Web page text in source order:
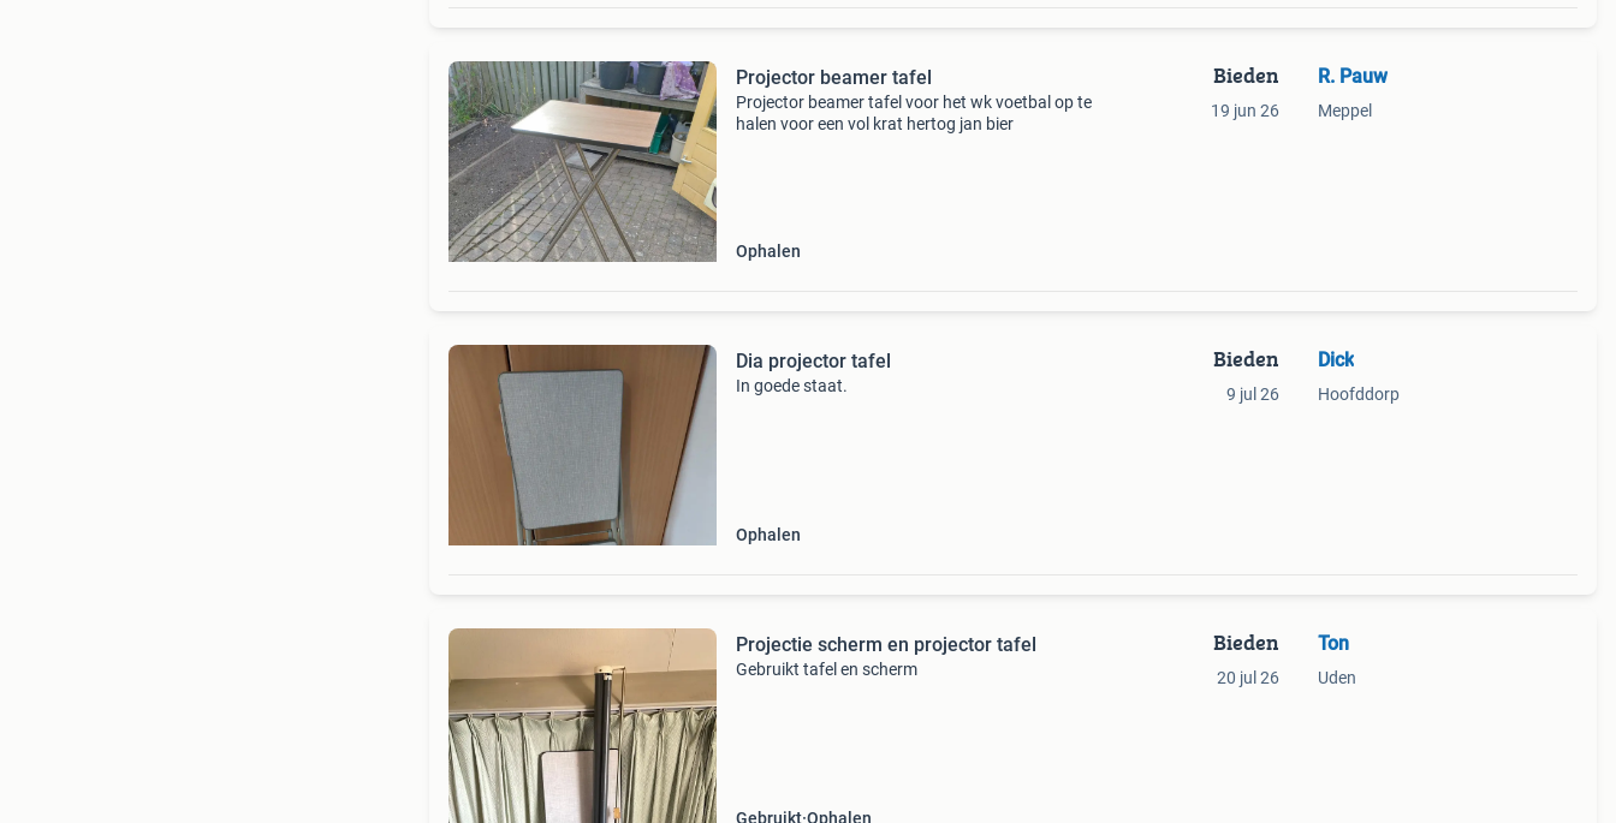
Projector beamer tafel
Projector beamer tafel voor het wk voetbal op te
halen voor een vol krat hertog jan bier
Ophalen
Bieden
19 jun 26
R. Pauw
Meppel
Dia projector tafel
In goede staat.
Ophalen
Bieden
9 jul 26
Dick
Hoofddorp
Projectie scherm en projector tafel
Gebruikt tafel en scherm
Gebruikt Ophalen
Bieden
20 jul 26
Ton
Uden